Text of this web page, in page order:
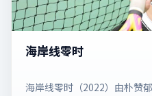
海岸线零时
海岸线零时（2022）由朴赞